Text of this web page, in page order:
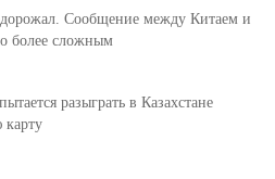
Сообщение между Китаем и
более сложным
разыграть в Казахстане
карту